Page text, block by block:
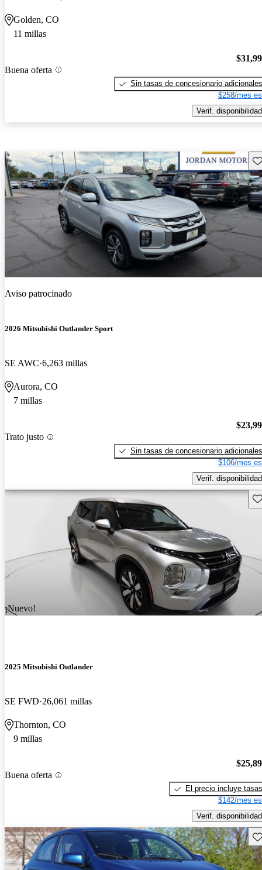
Golden, CO
11 millas
Buena oferta
Sin tasas de concesionario adicionales
$258/mes
Verif. disponibilidad
Aviso patrocinado
2026 Mitsubishi Outlander Sport
SE AWC 6,263 millas
Aurora, CO
7 millas
Trato justo
Sin tasas de concesionario adicionales
$106/mes
Verif. disponibilidad
¡Nuevo!
2025 Mitsubishi Outlander
SE FWD 26,061 millas
Thornton, CO
9 millas
Buena oferta
El precio incluye tasas
$142/mes
Verif. disponibilidad